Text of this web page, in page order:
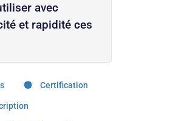
avec
et rapidité ces
Certification